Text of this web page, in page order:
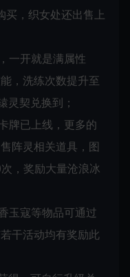
，织女处还出售上
一开就是满属性
，洗练次数提升至
灵契兑换到；
牌已上线，更多的
阵灵相关道具，图
，奖励大量沧浪冰
玉寇等物品可通过
干活动均有奖励此